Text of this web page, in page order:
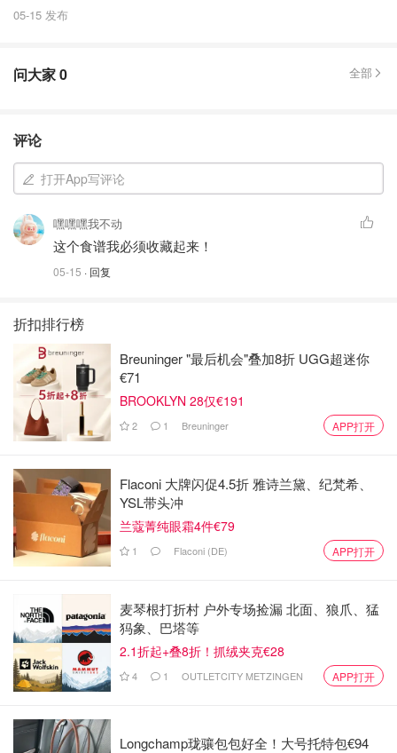
05-15 发布
问大家0 全部
评论
打开App写评论
嘿嘿嘿我不动
这个食谱我必须收藏起来！
05-15 · 回复
折扣排行榜
Breuninger "最后机会"叠加8折 UGG超迷你
€71
BROOKLYN 28仅€191
2 1 Breuninger APP打开
Flaconi 大牌闪促4.5折 雅诗兰黛、纪梵希、
YSL带头冲
兰蔻菁纯眼霜4件€79
1 Flaconi (DE) APP打开
麦琴根打折村 户外专场捡漏 北面、狼爪、猛
犸象、巴塔等
2.1折起+叠8折！抓绒夹克€28
4 1 OUTLETCITY METZINGEN APP打开
Longchamp珑骧包包好全！大号托特包€94